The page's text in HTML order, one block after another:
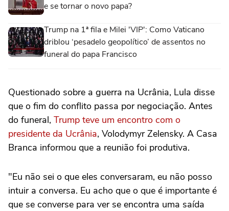
e se tornar o novo papa?
Trump na 1ª fila e Milei 'VIP': Como Vaticano
driblou ‘pesadelo geopolítico’ de assentos no
funeral do papa Francisco
Questionado sobre a guerra na Ucrânia, Lula disse
que o fim do conflito passa por negociação. Antes
do funeral, Trump teve um encontro com o
presidente da Ucrânia, Volodymyr Zelensky. A Casa
Branca informou que a reunião foi produtiva.
"Eu não sei o que eles conversaram, eu não posso
intuir a conversa. Eu acho que o que é importante é
que se converse para ver se encontra uma saída